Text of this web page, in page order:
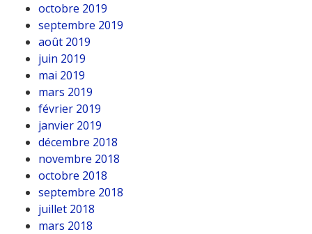
octobre 2019
septembre 2019
août 2019
juin 2019
mai 2019
mars 2019
février 2019
janvier 2019
décembre 2018
novembre 2018
octobre 2018
septembre 2018
juillet 2018
mars 2018